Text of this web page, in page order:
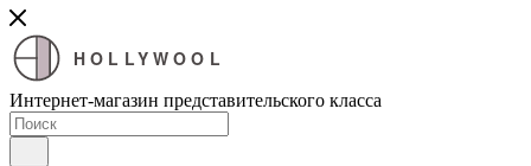
HOLLYWOOL
Интернет-магазин представительского класса